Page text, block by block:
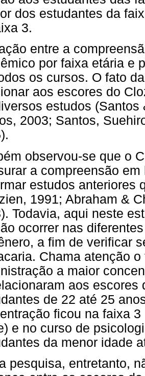
dos estudantes da
3.
entre a
por faixa etária e
os cursos. O fato
aos escores do
estudos
2003; Santos,
observou-se que o
a compreensão
estudos anteriores
1991; Abraham &
Todavia, aqui neste
ocorrer nas
a fim de verificar
Chama atenção
a maior
aos escores
de 22 até 25
ficou na faixa
e no curso de
da menor idade
pesquisa, entretanto,